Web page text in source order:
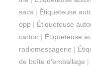
sacs | Étiqueteuse
opp | Étiqueteuse
carton | Étiqueteuse
radiomessagerie |
de boîte d'emballage |